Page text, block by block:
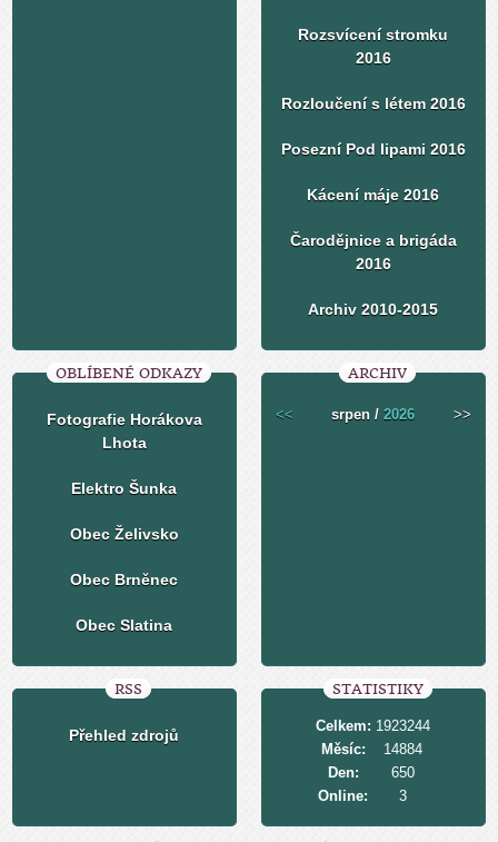
Rozsvícení stromku
2016
Rozloučení s létem 2016
Posezní Pod lipami 2016
Kácení máje 2016
Čarodějnice a brigáda
2016
Archiv 2010-2015
OBLÍBENÉ ODKAZY
Fotografie Horákova
Lhota
Elektro Šunka
Obec Želivsko
Obec Brněnec
Obec Slatina
ARCHIV
<< srpen /2026 >>
RSS
Přehled zdrojů
STATISTIKY
Online: 3
Celkem: 1923244
Měsíc:
14884
Den:
650